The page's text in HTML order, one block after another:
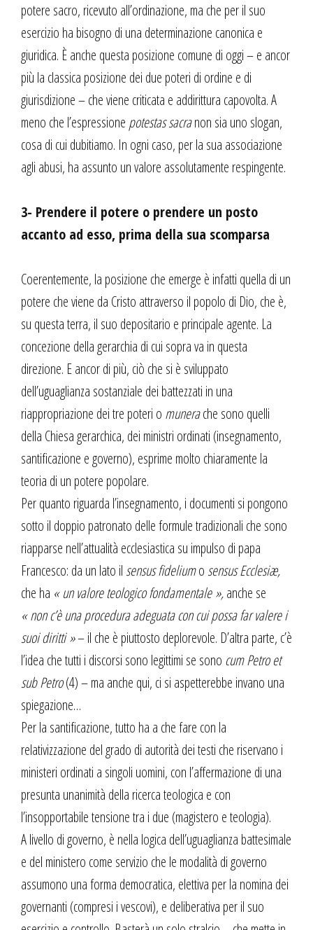
potere sacro, ricevuto all’ordinazione, ma che per il suo
esercizio ha bisogno di una determinazione canonica e
giuridica. È anche questa posizione comune di oggi – e ancor
più la classica posizione dei due poteri di ordine e di
giurisdizione – che viene criticata e addirittura capovolta. A
meno che l’espressione potestas sacranon sia uno slogan,
cosa di cui dubitiamo. In ogni caso, per la sua associazione
agli abusi, ha assunto un valore assolutamente respingente.
3- Prendere il potere o prendere un posto
accanto ad esso, prima della sua scomparsa
Coerentemente, la posizione che emerge è infatti quella di un
potere che viene da Cristo attraverso il popolo di Dio, che è,
su questa terra, il suo depositario e principale agente. La
concezione della gerarchia di cui sopra va in questa
direzione. E ancor di più, ciò che si è sviluppato
dell’uguaglianza sostanziale dei battezzati in una
riappropriazione dei tre poteri o munerache sono quelli
della Chiesa gerarchica, dei ministri ordinati (insegnamento,
santificazione e governo), esprime molto chiaramente la
teoria di un potere popolare.
Per quanto riguarda l’insegnamento, i documenti si pongono
sotto il doppio patronato delle formule tradizionali che sono
riapparse nell’attualità ecclesiastica su impulso di papa
Francesco: da un lato il sensus fideliumo sensus Ecclesiæ,
che ha « un valore teologico fondamentale »,anche se
« non c’è una procedura adeguata con cui possa far valere i
suoi diritti »– il che è piuttosto deplorevole. D’altra parte, c’è
l’idea che tutti i discorsi sono legittimi se sono cum Petro et
sub Petro(4) – ma anche qui, ci si aspetterebbe invano una
spiegazione…
Per la santificazione, tutto ha a che fare con la
relativizzazione del grado di autorità dei testi che riservano i
ministeri ordinati a singoli uomini, con l’affermazione di una
presunta unanimità della ricerca teologica e con
l’insopportabile tensione tra i due (magistero e teologia).
A livello di governo, è nella logica dell’uguaglianza battesimale
e del ministero come servizio che le modalità di governo
assumono una forma democratica, elettiva per la nomina dei
governanti (compresi i vescovi), e deliberativa per il suo